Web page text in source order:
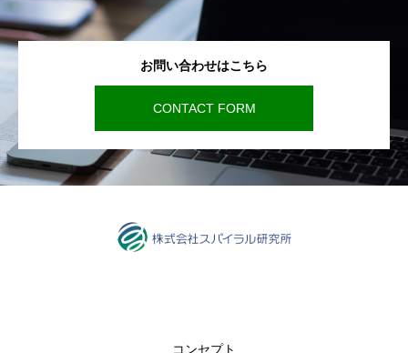
お問い合わせはこちら
CONTACT FORM
コンセプト